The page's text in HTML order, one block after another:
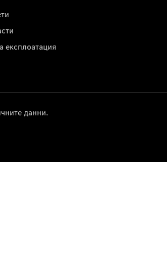
експлоатация
данни.